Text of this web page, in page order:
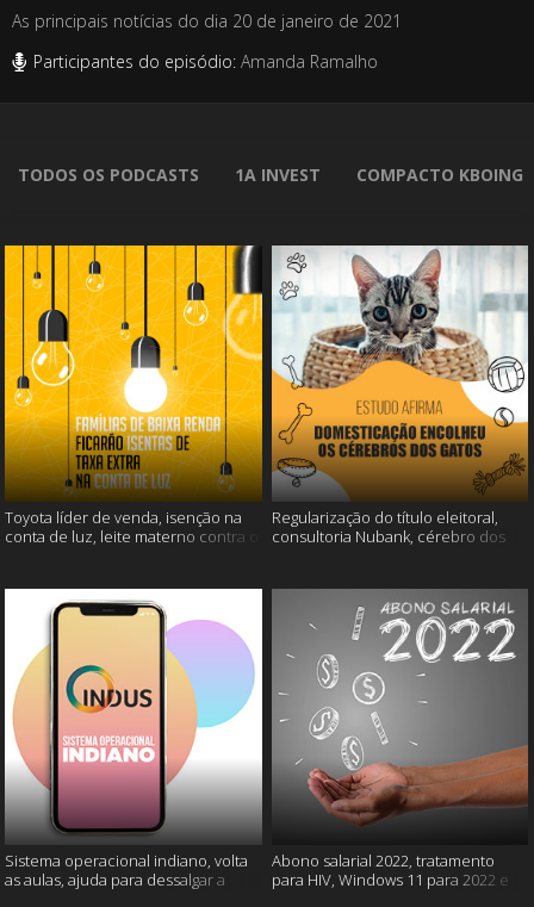
As principais notícias do dia 20 de janeiro de 2021
Participantes do episódio: Amanda Ramalho
TODOS OS PODCASTS 1A INVEST COMPACTO KBOING
Toyota líder de venda, isenção na
conta de luz, leite materno contra o
Regularização do título eleitoral,
consultoria Nubank, cérebro dos
Sistema operacional indiano, volta
as aulas, ajuda para dessalgar a
Abono salarial 2022, tratamento
para HIV, Windows 11 para 2022 e